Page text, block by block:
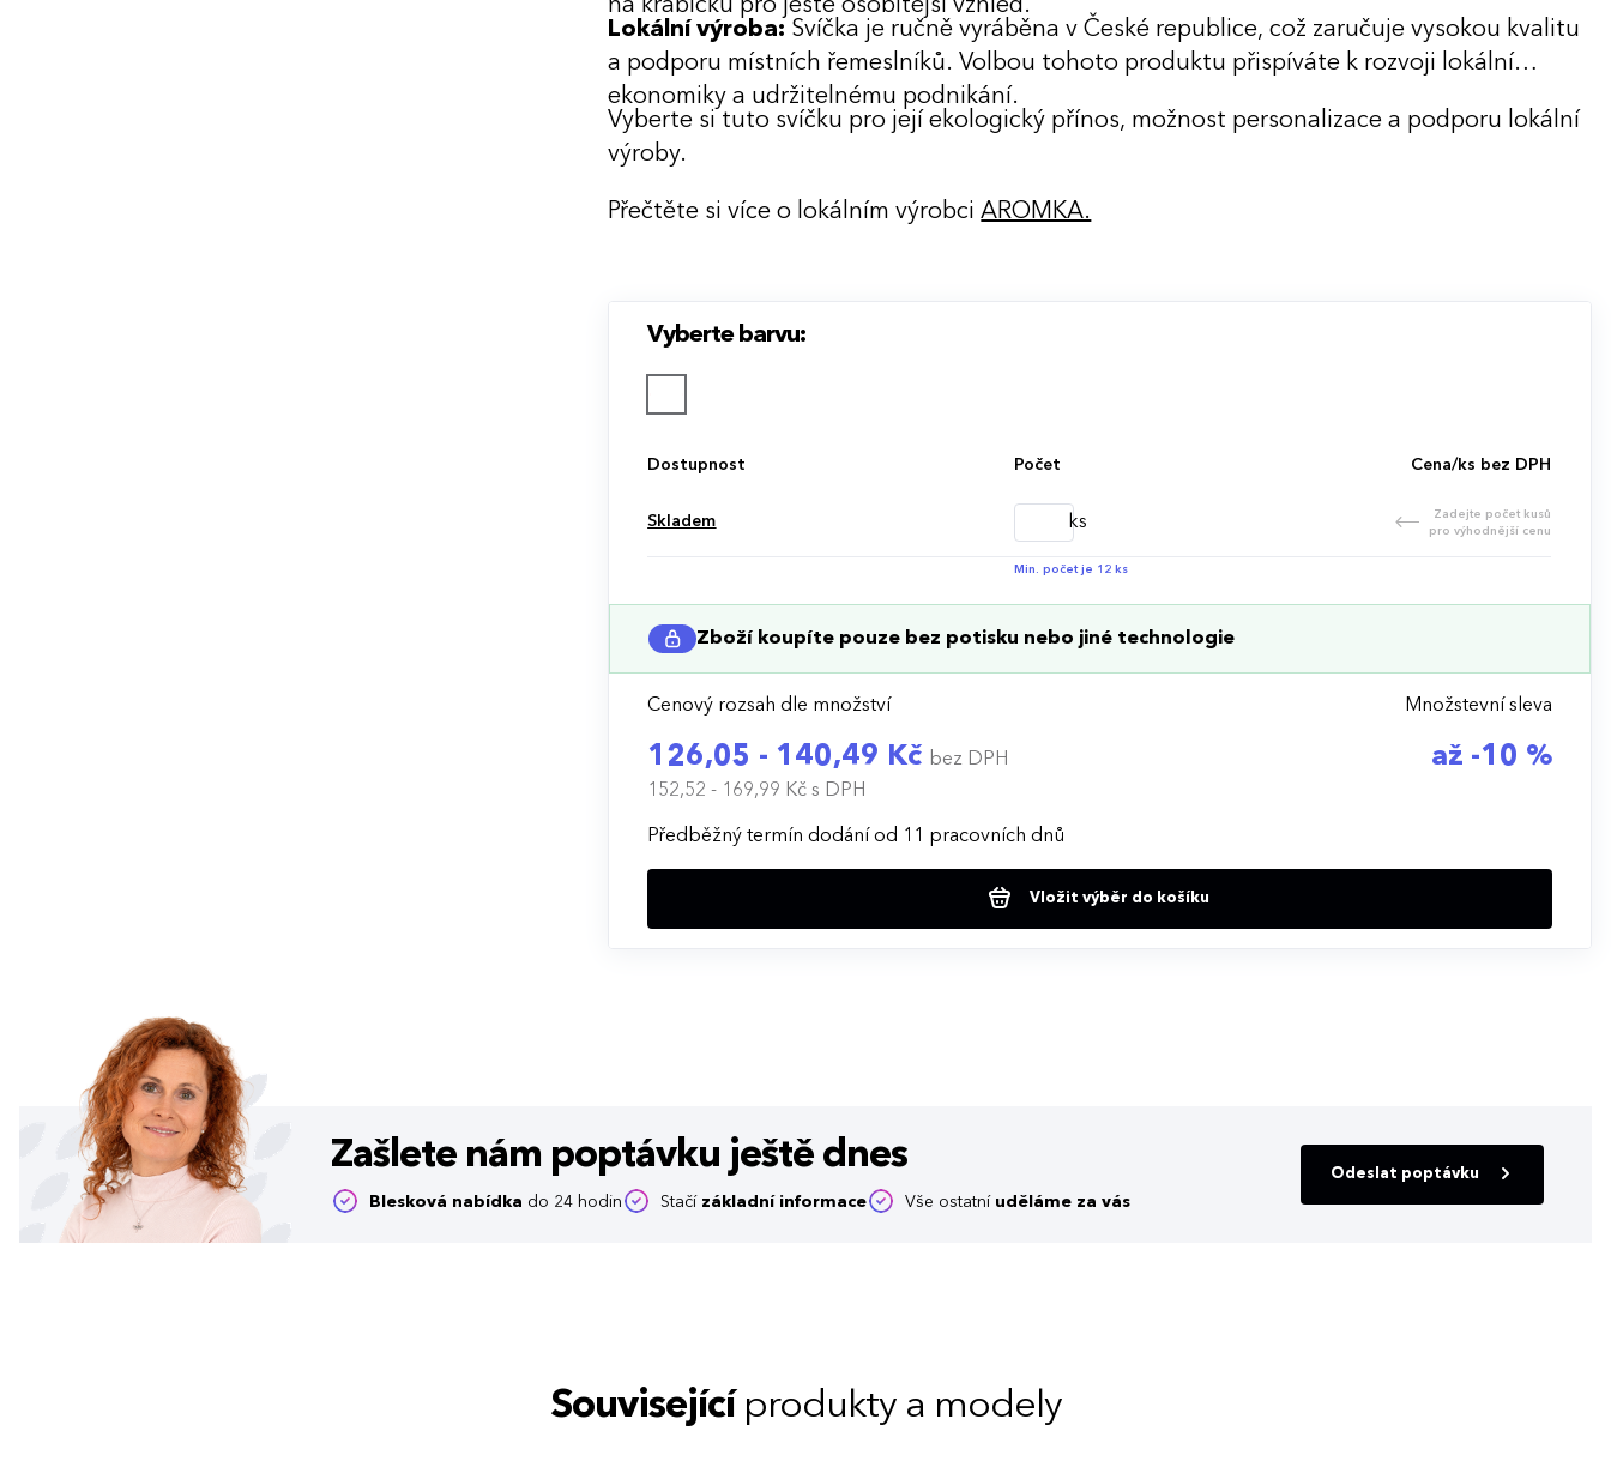
na krabičku pro ještě osobitější vzhled.
Lokální výroba: Svíčka je ručně vyráběna v České republice, což zaručuje vysokou kvalitu
a podporu místních řemeslníků. Volbou tohoto produktu přispíváte k rozvoji lokální
ekonomiky a udržitelnému podnikání.
Vyberte si tuto svíčku pro její ekologický přínos, možnost personalizace a podporu lokální
výroby.
Přečtěte si více o lokálním výrobciAROMKA.
Vyberte barvu:
Dostupnost Počet Cena/ks bez DPH
Skladem ks
Zadejte počet kusů
pro výhodnější cenu
Min. počet je 12 ks
Zboží koupíte pouze bez potisku nebo jiné technologie
Cenový rozsah dle množství
126,05 - 140,49 Kč bez DPH
152,52 - 169,99 Kčs DPH
Množstevní sleva
až -10 %
Předběžný termín dodání od 11 pracovních dnů
Vložit výběr do košíku
Zašlete nám poptávku ještě dnes
Blesková nabídka do 24 hodin Stačí základní informace Vše ostatní uděláme za vás
Odeslat poptávku
Související produkty a modely